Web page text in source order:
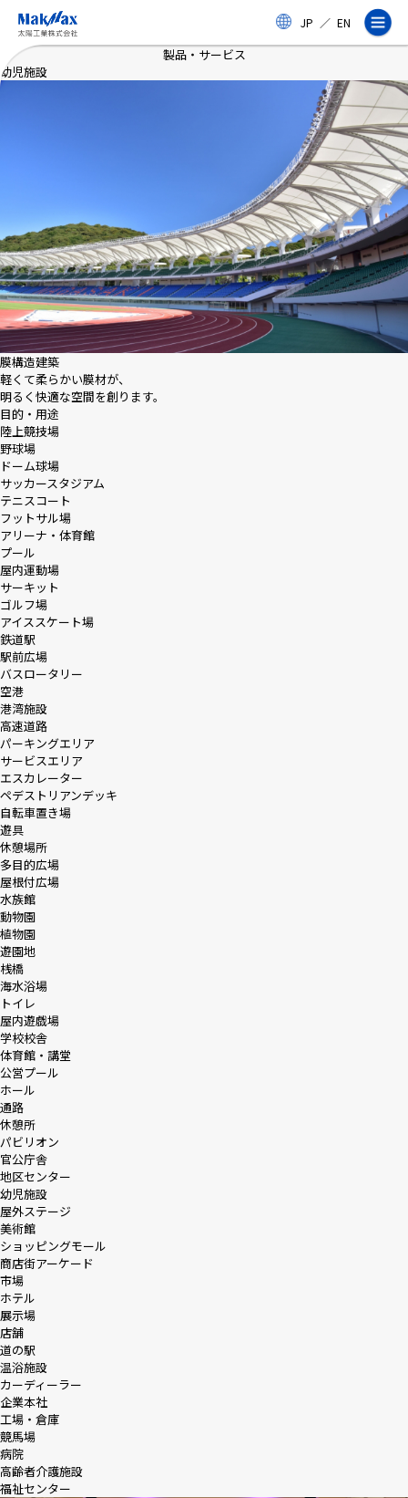
コ
ン
JP ／ EN
事業紹介
製品・サービス
実績
太陽工業コラム
採用情報
ニュース
製品・サービス
幼児施設
膜構造建築
軽くて柔らかい膜材が、
明るく快適な空間を創ります。
目的・用途
陸上競技場
野球場
ドーム球場
サッカースタジアム
テニスコート
フットサル場
アリーナ・体育館
プール
屋内運動場
サーキット
ゴルフ場
アイススケート場
鉄道駅
駅前広場
バスロータリー
空港
港湾施設
高速道路
パーキングエリア
サービスエリア
エスカレーター
ペデストリアンデッキ
自転車置き場
遊具
休憩場所
多目的広場
屋根付広場
水族館
動物園
植物園
遊園地
桟橋
海水浴場
トイレ
屋内遊戯場
学校校舎
体育館・講堂
公営プール
ホール
通路
休憩所
パビリオン
官公庁舎
地区センター
幼児施設
屋外ステージ
美術館
ショッピングモール
商店街アーケード
市場
ホテル
展示場
店舗
道の駅
温浴施設
カーディーラー
企業本社
工場・倉庫
競馬場
病院
高齢者介護施設
福祉センター